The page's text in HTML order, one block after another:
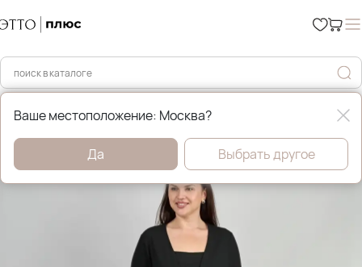
Главная Костюмы и комплекты
Ваше местоположение: Москва?
Да Выбрать другое